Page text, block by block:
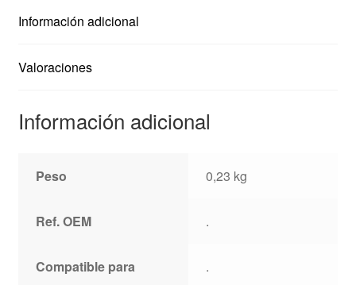
Información adicional
Valoraciones
Información adicional
Peso 0,23 kg
Ref. OEM .
Compatible para .